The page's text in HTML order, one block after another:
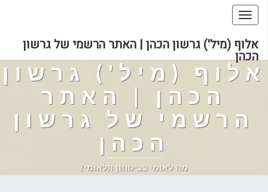
Toggle
navigation
אלוף (מיל') גרשון הכהן | האתר הרשמי של גרשון
הכהן
אלוף (מיל') גרשון
הכהן | האתר
הרשמי של גרשון
הכהן
מה לאומי בביטחון הלאומי?